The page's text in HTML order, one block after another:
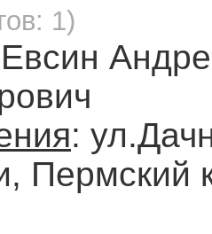
1)
:
Пермский